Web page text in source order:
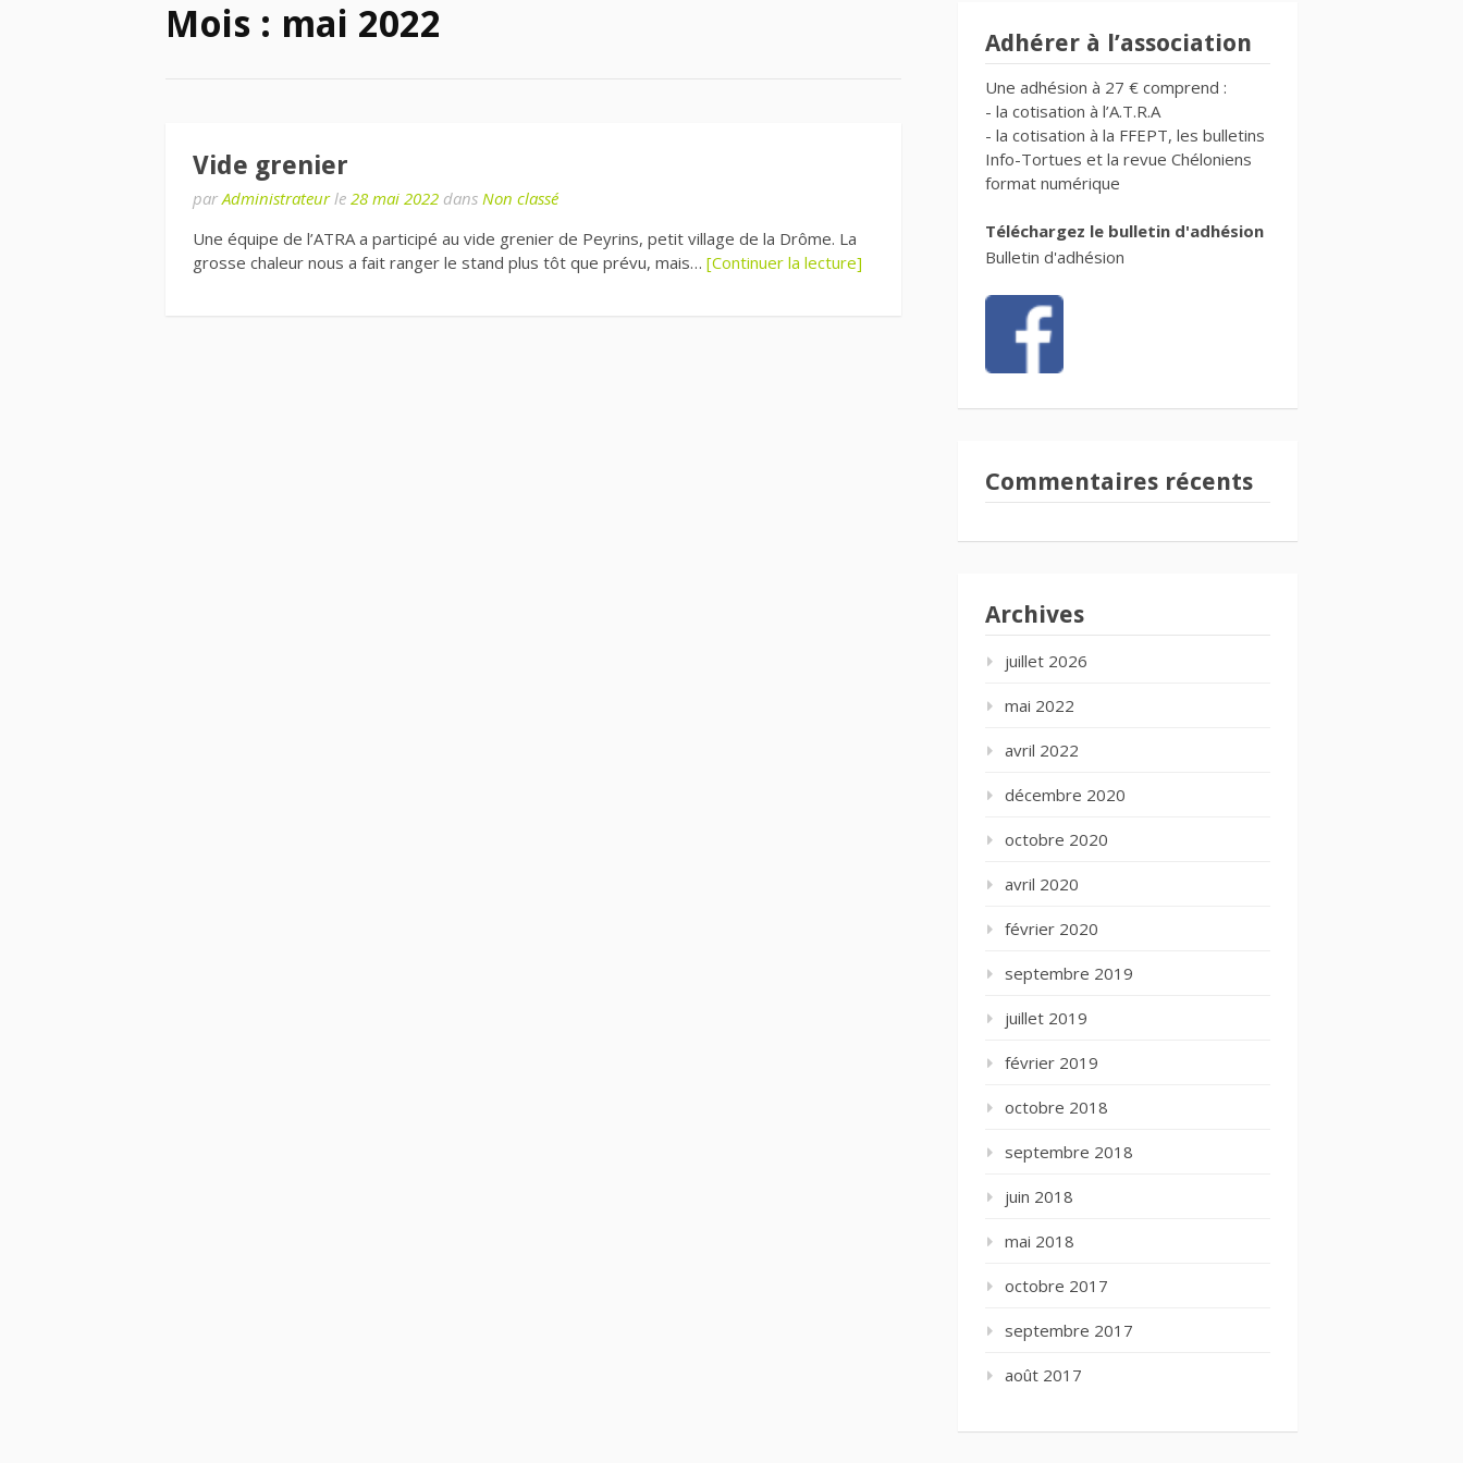
Mois : mai 2022
Vide grenier
parAdministrateurle 28 mai 2022 dans Non classé
Une équipe de l’ATRA a participé au vide grenier de Peyrins, petit village de la Drôme. La
grosse chaleur nous a fait ranger le stand plus tôt que prévu, mais… [Continuer la lecture]
Adhérer à l’association
Une adhésion à 27 € comprend :
- la cotisation à l’A.T.R.A
- la cotisation à la FFEPT, les bulletins
Info-Tortues et la revue Chéloniens
format numérique
Téléchargez le bulletin d'adhésion
Bulletin d'adhésion
Commentaires récents
Archives
juillet 2026
mai 2022
avril 2022
décembre 2020
octobre 2020
avril 2020
février 2020
septembre 2019
juillet 2019
février 2019
octobre 2018
septembre 2018
juin 2018
mai 2018
octobre 2017
septembre 2017
août 2017